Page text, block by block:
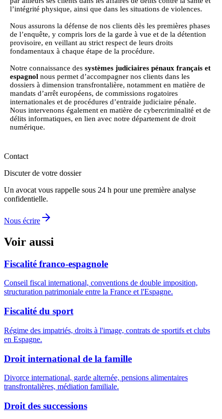
l’intégrité physique, ainsi que dans les situations de violences.
Nous assurons la défense de nos clients dès les premières phases
de l’enquête, y compris lors de la garde à vue et de la détention
provisoire, en veillant au strict respect de leurs droits
fondamentaux à chaque étape de la procédure.
Notre connaissance des systèmes judiciaires pénaux français et
espagnol nous permet d’accompagner nos clients dans les
dossiers à dimension transfrontalière, notamment en matière de
mandats d’arrêt européens, de commissions rogatoires
internationales et de procédures d’entraide judiciaire pénale.
Nous intervenons également en matière de cybercriminalité et de
délits informatiques, en lien avec notre département de droit
numérique.
Contact
Discuter de votre dossier
Un avocat vous rappelle sous 24 h pour une première analyse
confidentielle.
Nous écrire
Voir aussi
Fiscalité franco-espagnole
Conseil fiscal international, conventions de double imposition,
structuration patrimoniale entre la France et l'Espagne.
Fiscalité du sport
Régime des impatriés, droits à l'image, contrats de sportifs et clubs
en Espagne.
Droit international de la famille
Divorce international, garde alternée, pensions alimentaires
transfrontalières, médiation familiale.
Droit des successions